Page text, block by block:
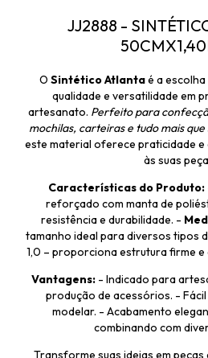
JJ2888 -
O Sintético Atlantaé a
qualidade e versatilidade em
artesanato. Perfeito para
mochilas, carteiras e tudo mais
este material oferece praticidade
às suas
Características do Produto:
reforçado com manta de
resistência e durabilidade. -
tamanho ideal para diversos tipos
1,0 – proporciona estrutura firme
Vantagens:- Indicado para
produção de acessórios. -
modelar. - Acabamento
combinando com
Transforme suas ideias em